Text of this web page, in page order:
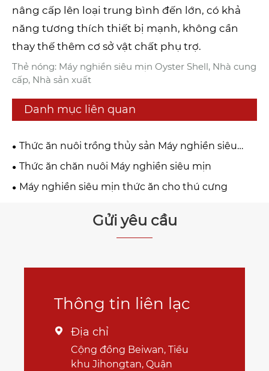
nâng cấp lên loại trung bình đến lớn, có khả
năng tương thích thiết bị mạnh, không cần
thay thế thêm cơ sở vật chất phụ trợ.
Thẻ nóng: Máy nghiền siêu mịn Oyster Shell, Nhà cung
cấp, Nhà sản xuất
Danh mục liên quan
Thức ăn nuôi trồng thủy sản Máy nghiền siêu
mịn
Thức ăn chăn nuôi Máy nghiền siêu mịn
Máy nghiền siêu mịn thức ăn cho thú cưng
Gửi yêu cầu
Thông tin liên lạc
 Địa chỉ
Cộng đồng Beiwan, Tiểu
khu Jihongtan, Quận